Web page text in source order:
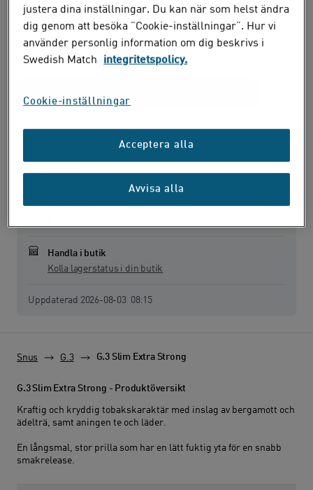
Bevaka produkt
Lagerstatus
Webblager
Bevaka
Handla i butik
Kolla lagerstatus i din butik
Lagerstatus senast uppdaterad:
Uppdaterad 2026-08-03 08:15
Snus G.3 G.3 Slim Extra Strong
G.3 Slim Extra Strong - Produktöversikt
Kraftig och kryddig tobakskaraktär med inslag av bergamott och
ädelträ, samt aningen te och läder.
En långsmal, stor prilla som har en lätt fuktig yta för en snabb
smakrelease.
justera dina inställningar. Du kan när som helst ändra
dig genom att besöka ”Cookie-inställningar”. Hur vi
använder personlig information om dig beskrivs i
Swedish Match integritetspolicy.
Cookie-inställningar
Acceptera alla
Avvisa alla